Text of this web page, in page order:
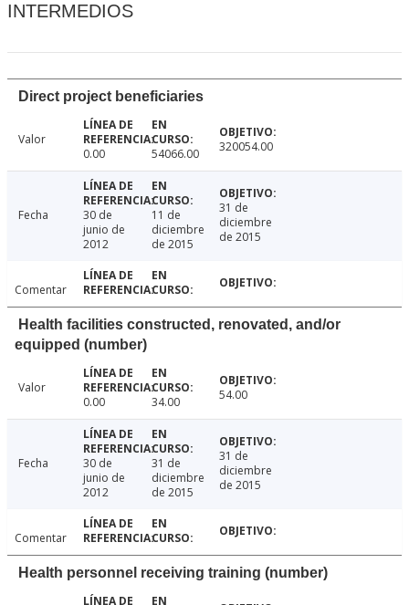
INTERMEDIOS
Direct project beneficiaries
Valor
0.00
54066.00 320054.00
Fecha
30 de
junio de
2012
11 de
diciembre
de 2015
31 de
diciembre
de 2015
Comentar
Health facilities constructed, renovated, and/or
equipped (number)
Valor
0.00
34.00 54.00
Fecha
30 de
junio de
2012
31 de
diciembre
de 2015
31 de
diciembre
de 2015
Comentar
Health personnel receiving training (number)